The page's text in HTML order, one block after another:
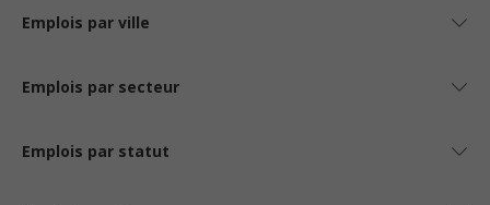
Emplois par ville
Emplois par secteur
Emplois par statut